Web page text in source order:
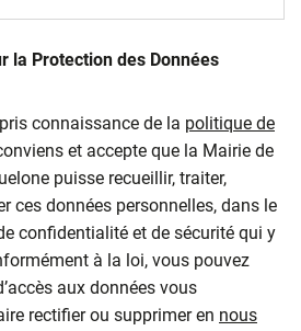
la Protection des Données
connaissance de la politique de
et accepte que la Mairie de
puisse recueillir, traiter,
ces données personnelles, dans le
confidentialité et de sécurité qui y
à la loi, vous pouvez
aux données vous
rectifier ou supprimer en nous